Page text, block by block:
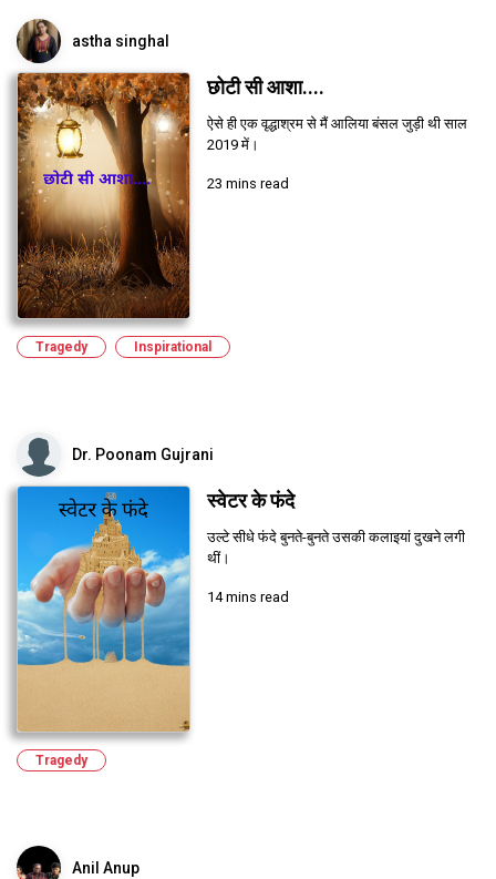
astha singhal
छोटी सी आशा....
ऐसे ही एक वृद्धाश्रम से मैं आलिया बंसल जुड़ी थी साल
2019 में।
23 mins read
Tragedy Inspirational
Dr. Poonam Gujrani
स्वेटर के फंदे
उल्टे सीधे फंदे बुनते-बुनते उसकी कलाइयां दुखने लगी
थीं।
14 mins read
Tragedy
Anil Anup